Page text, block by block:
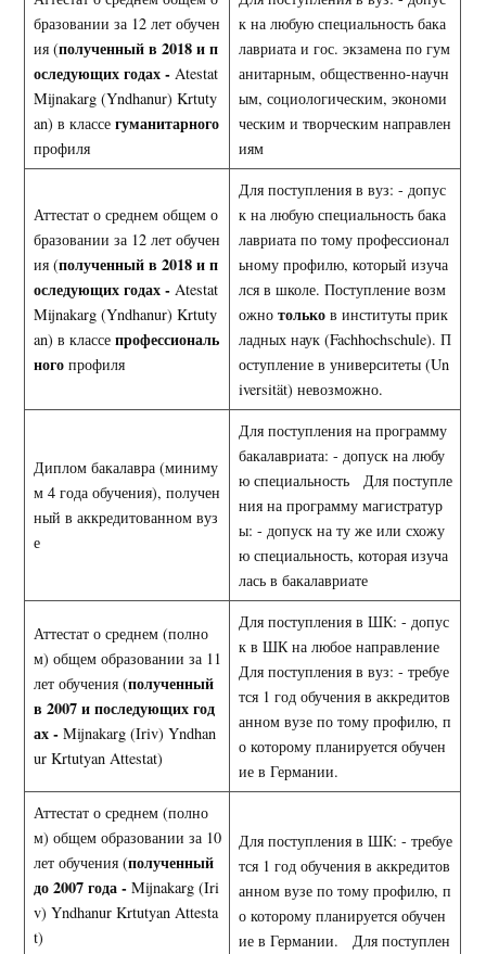
бразовании за 12 лет обучен
ия (полученный в 2018 и п
оследующих годах - Atestat
Mijnakarg (Yndhanur) Krtuty
an) в классе гуманитарного
профиля
к на любую специальность бака
лавриата и гос. экзамена по гум
анитарным, общественно-научн
ым, социологическим, экономи
ческим и творческим направлен
иям
Аттестат о среднем общем о
бразовании за 12 лет обучен
ия (полученный в 2018 и п
оследующих годах - Atestat
Mijnakarg (Yndhanur) Krtuty
an) в классе профессиональ
ногопрофиля
Для поступления в вуз: - допус
к на любую специальность бака
лавриата по тому профессионал
ьному профилю, который изуча
лся в школе. Поступление возм
ожно тольков институты прик
ладных наук (Fachhochschule). П
оступление в университеты (Un
iversität) невозможно.
Диплом бакалавра (миниму
м 4 года обучения), получен
ный в аккредитованном вуз
е
Для поступления на программу
бакалавриата: - допуск на любу
ю специальность Для поступле
ния на программу магистратур
ы: - допуск на ту же или схожу
ю специальность, которая изуча
лась в бакалавриате
Аттестат о среднем (полно
м) общем образовании за 11
лет обучения (полученный
в 2007 и последующих год
ах - Mijnakarg (Iriv) Yndhan
ur Krtutyan Attestat)
Для поступления в ШК: - допус
к в ШК на любое направление
Для поступления в вуз: - требуе
тся 1 год обучения в аккредитов
анном вузе по тому профилю, п
о которому планируется обучен
ие в Германии.
Аттестат о среднем (полно
м) общем образовании за 10
лет обучения (полученный
до 2007 года - Mijnakarg (Iri
v) Yndhanur Krtutyan Attesta
t)
Для поступления в ШК: - требуе
тся 1 год обучения в аккредитов
анном вузе по тому профилю, п
о которому планируется обучен
ие в Германии. Для поступлен